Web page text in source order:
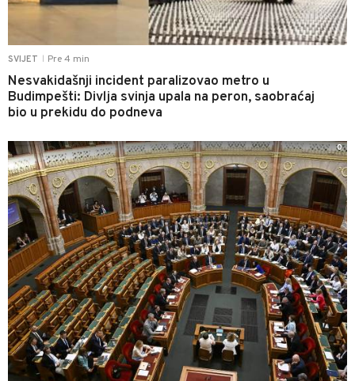
SVIJET Pre 4 min
Nesvakidašnji incident paralizovao metro u
Budimpešti: Divlja svinja upala na peron, saobraćaj
bio u prekidu do podneva
0